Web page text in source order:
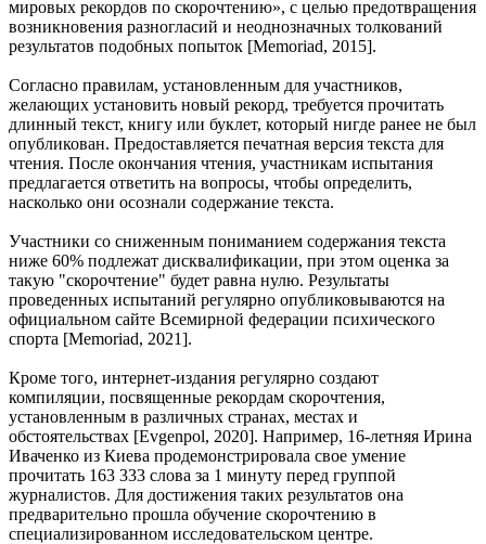
мировых рекордов по скорочтению», с целью предотвращения
возникновения разногласий и неоднозначных толкований
результатов подобных попыток [Мemoriad, 2015].
Согласно правилам, установленным для участников,
желающих установить новый рекорд, требуется прочитать
длинный текст, книгу или буклет, который нигде ранее не был
опубликован. Предоставляется печатная версия текста для
чтения. После окончания чтения, участникам испытания
предлагается ответить на вопросы, чтобы определить,
насколько они осознали содержание текста.
Участники со сниженным пониманием содержания текста
ниже 60% подлежат дисквалификации, при этом оценка за
такую "скорочтение" будет равна нулю. Результаты
проведенных испытаний регулярно опубликовываются на
официальном сайте Всемирной федерации психического
спорта [Мemoriad, 2021].
Кроме того, интернет-издания регулярно создают
компиляции, посвященные рекордам скорочтения,
установленным в различных странах, местах и
обстоятельствах [Evgenpol, 2020]. Например, 16-летняя Ирина
Иваченко из Киева продемонстрировала свое умение
прочитать 163 333 слова за 1 минуту перед группой
журналистов. Для достижения таких результатов она
предварительно прошла обучение скорочтению в
специализированном исследовательском центре.